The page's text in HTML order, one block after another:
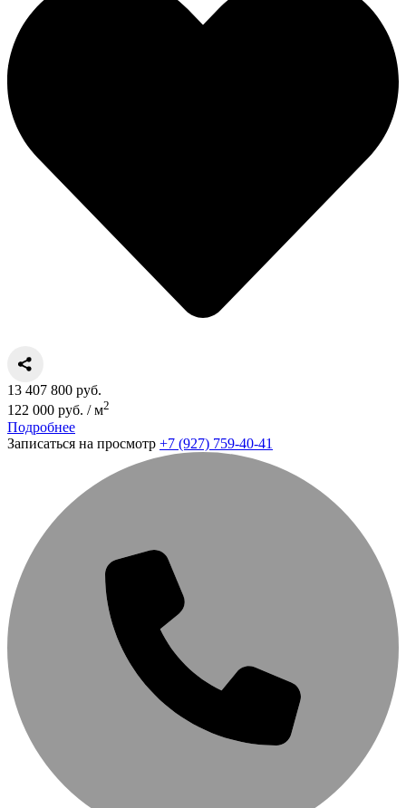
13 407 800 руб.
122 000 руб. / м2
Подробнее
Записаться на просмотр +7 (927) 759-40-41